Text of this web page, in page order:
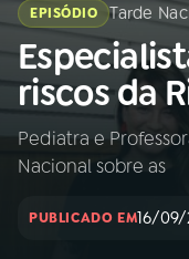
Buscar
na
Rádio
Nacional
EPISÓDIO Tarde
riscos da
Pediatra e
Nacional sobre as
PUBLICADO EM16/09/